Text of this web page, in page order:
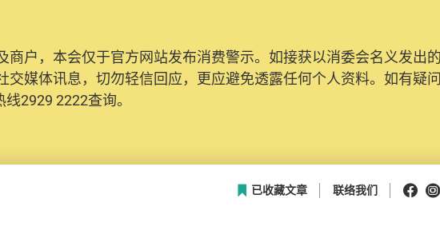
商户，本会仅于官方网站发布消费警示。如接获以消委会名义发出
交媒体讯息，切勿轻信回应，更应避免透露任何个人资料。如有疑
2929 2222查询。
已收藏文章 联络我们